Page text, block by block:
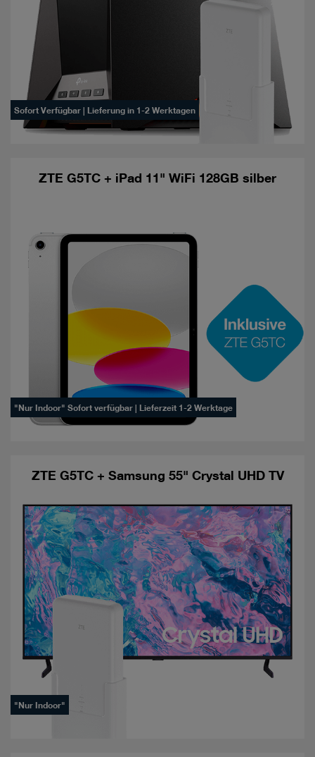
Sofort Verfügbar | Lieferung in 1-2 Werktagen
ZTE G5TC + iPad 11" WiFi 128GB silber
"Nur Indoor" Sofort verfügbar | Lieferzeit 1-2 Werktage
ZTE G5TC + Samsung 55" Crystal UHD TV
"Nur Indoor"